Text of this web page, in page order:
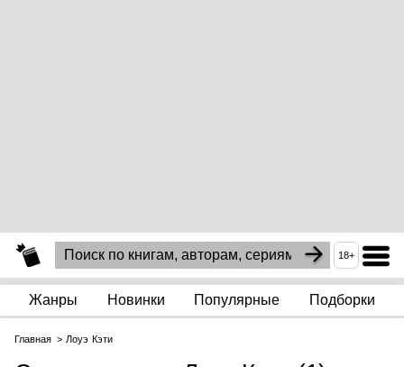
18+
Жанры Новинки Популярные Подборки
Главная Лоуэ Кэти